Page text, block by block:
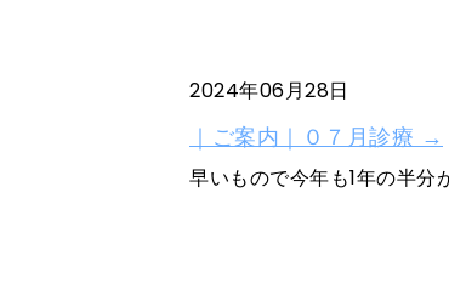
2024年06月28日
｜ご案内｜０７月診療 →
早いもので今年も1年の半分